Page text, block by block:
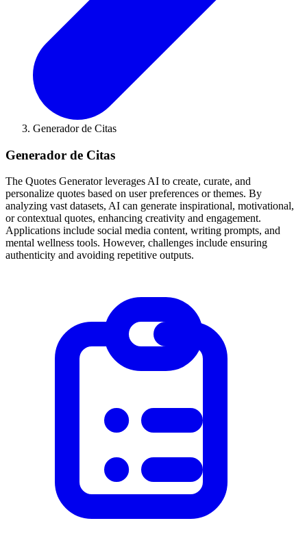
Generador de Citas
Generador de Citas
The Quotes Generator leverages AI to create, curate, and
personalize quotes based on user preferences or themes. By
analyzing vast datasets, AI can generate inspirational, motivational,
or contextual quotes, enhancing creativity and engagement.
Applications include social media content, writing prompts, and
mental wellness tools. However, challenges include ensuring
authenticity and avoiding repetitive outputs.